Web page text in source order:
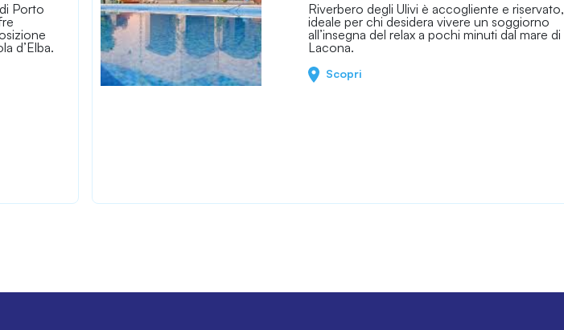
Porto
d’Elba.
Riverbero degli Ulivi è accogliente e riservato,
ideale per chi desidera vivere un soggiorno
all’insegna del relax a pochi minuti dal mare di
Lacona.
Scopri